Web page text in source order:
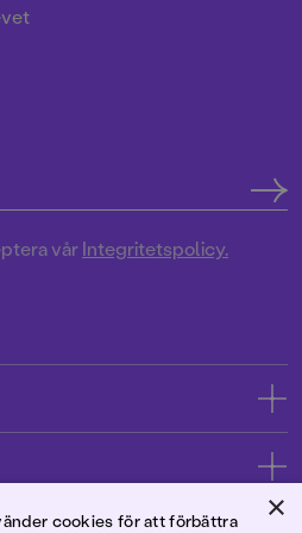
vårIntegritetspolicy.
×
cookies för att förbättra